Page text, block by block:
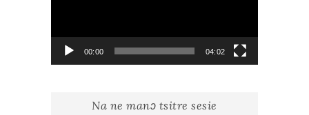
00:00 04:02
Na ne manɔ tsitre sesie